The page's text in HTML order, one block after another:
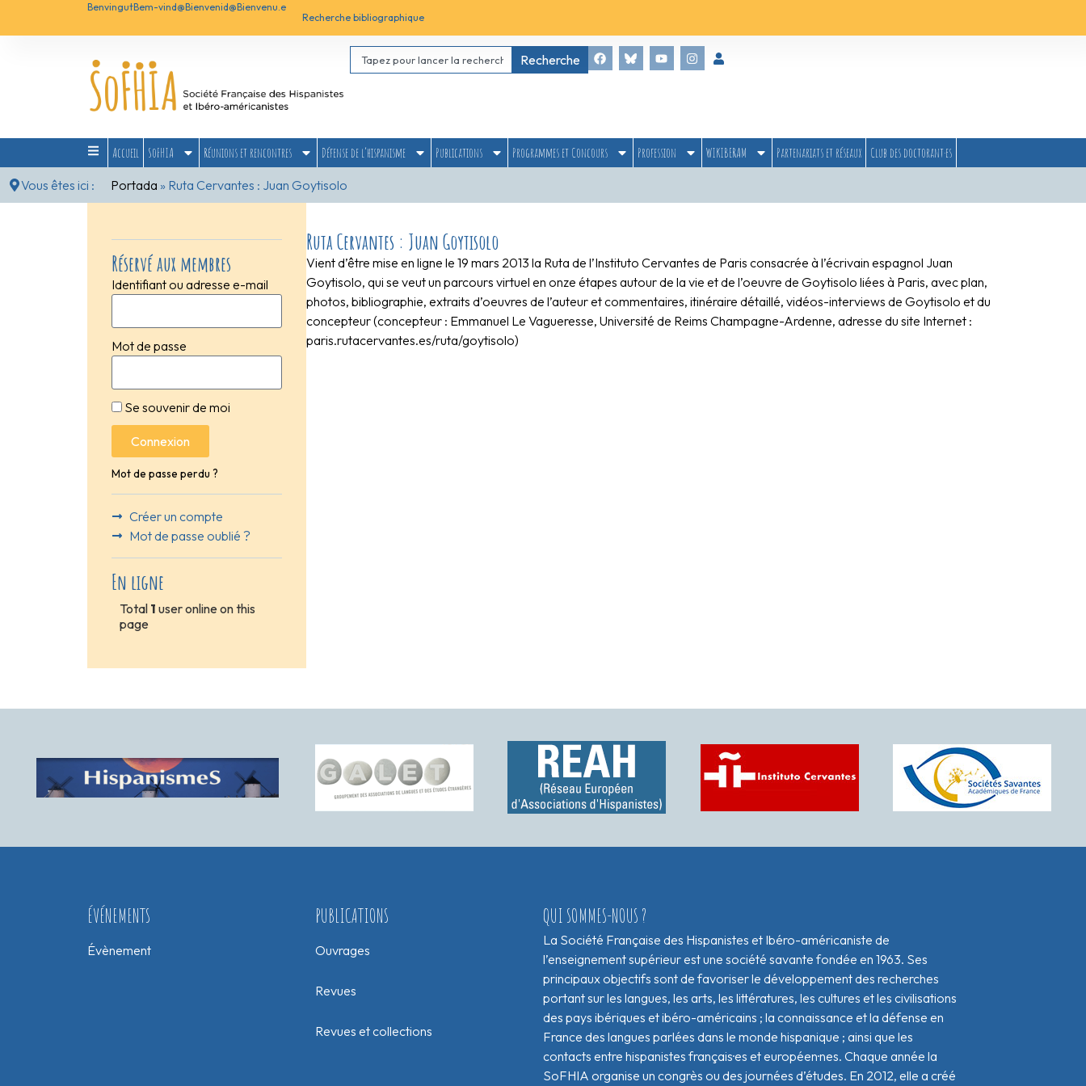
BenvingutBem-vind@Bienvenid@Bienvenu.e
Recherche bibliographique
Recherche
Accueil SoFHIA Réunions et rencontres Défense de l’hispanisme Publications Programmes et Concours Profession WIKIBERAM Partenariats et réseaux
Club des doctorant·es
Vous êtes ici :
Portada » Ruta Cervantes : Juan Goytisolo
Réservé aux membres
Identifiant ou adresse e-mail
Mot de passe
Se souvenir de moi
Connexion
Mot de passe perdu ?
Créer un compte
Mot de passe oublié ?
En ligne
Total 1 user online on this
page
Ruta Cervantes : Juan Goytisolo
Vient d’être mise en ligne le 19 mars 2013 la Ruta de l’Instituto Cervantes de Paris consacrée à l’écrivain espagnol Juan
Goytisolo, qui se veut un parcours virtuel en onze étapes autour de la vie et de l’oeuvre de Goytisolo liées à Paris, avec plan,
photos, bibliographie, extraits d’oeuvres de l’auteur et commentaires, itinéraire détaillé, vidéos-interviews de Goytisolo et du
concepteur (concepteur : Emmanuel Le Vagueresse, Université de Reims Champagne-Ardenne, adresse du site Internet :
paris.rutacervantes.es/ruta/goytisolo)
ÉVÉNEMENTS
Évènement
PUBLICATIONS
Ouvrages
Revues
Revues et collections
QUI SOMMES-NOUS ?
La Société Française des Hispanistes et Ibéro-américaniste de
l’enseignement supérieur est une société savante fondée en 1963. Ses
principaux objectifs sont de favoriser le développement des recherches
portant sur les langues, les arts, les littératures, les cultures et les civilisations
des pays ibériques et ibéro-américains ; la connaissance et la défense en
France des langues parlées dans le monde hispanique ; ainsi que les
contacts entre hispanistes français·es et européen·nes. Chaque année la
SoFHIA organise un congrès ou des journées d’études. En 2012, elle a créé